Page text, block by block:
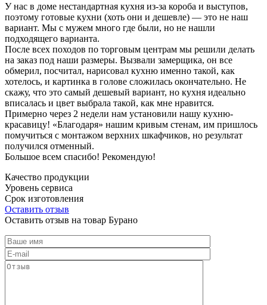
У нас в доме нестандартная кухня из-за короба и выступов,
поэтому готовые кухни (хоть они и дешевле) — это не наш
вариант. Мы с мужем много где были, но не нашли
подходящего варианта.
После всех походов по торговым центрам мы решили делать
на заказ под наши размеры. Вызвали замерщика, он все
обмерил, посчитал, нарисовал кухню именно такой, как
хотелось, и картинка в голове сложилась окончательно. Не
скажу, что это самый дешевый вариант, но кухня идеально
вписалась и цвет выбрала такой, как мне нравится.
Примерно через 2 недели нам установили нашу кухню-
красавицу! «Благодаря» нашим кривым стенам, им пришлось
помучиться с монтажом верхних шкафчиков, но результат
получился отменный.
Большое всем спасибо! Рекомендую!
Качество продукции
Уровень сервиса
Срок изготовления
Оставить отзыв
Оставить отзыв на товар Бурано